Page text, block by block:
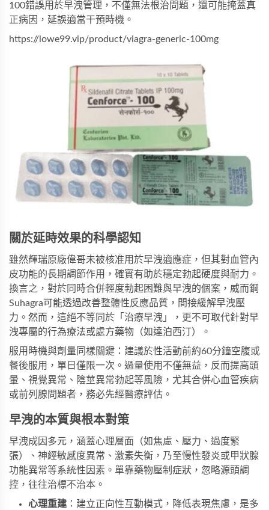
100錯誤用於早洩管理，不僅無法根治問題，還可能掩蓋真
正病因，延誤適當干預時機。
https://lowe99.vip/product/viagra-generic-100mg
關於延時效果的科學認知
雖然輝瑞原廠偉哥未被核准用於早洩適應症，但其對血管內
皮功能的長期調節作用，確實有助於穩定勃起硬度與耐力。
換言之，對於同時合併輕度勃起困難與早洩的個案， 威而鋼
Suhagra可能透過改善整體性反應品質，間接緩解早洩壓
力。然而，這絕不等同於「治療早洩」，更不可取代針對早
洩專屬的行為療法或處方藥物（如達泊西汀）。
服用時機與劑量同樣關鍵：建議於性活動前約60分鐘空腹或
餐後服用，單日僅限一次。過量使用不僅無益，反而提高頭
暈、視覺異常、陰莖異常勃起等風險，尤其合併心血管疾病
或前列腺問題者，務必先經醫療評估。
早洩的本質與根本對策
早洩成因多元，涵蓋心理層面（如焦慮、壓力、過度緊
張）、神經敏感度異常、激素失衡，乃至慢性發炎或甲狀腺
功能異常等系統性因素。單靠藥物壓制症狀，忽略源頭調
控，往往治標不治本。
心理重建 ：建立正向性互動模式，降低表現焦慮，是多